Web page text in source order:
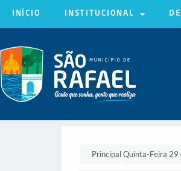
INÍCIO INSTITUCIONAL
PrincipalQuinta-Feira 29